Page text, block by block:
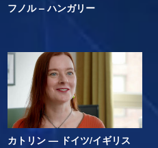
フノル – ハンガリー
カトリン — ドイツ/イギリス